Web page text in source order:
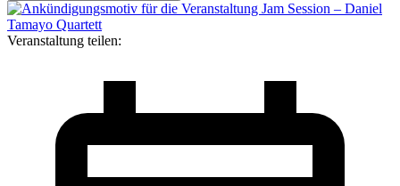
Veranstaltung teilen: